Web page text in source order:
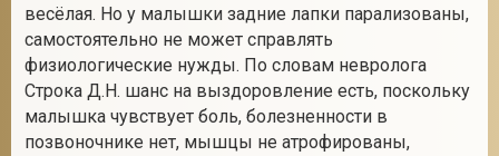
весёлая. Но у малышки задние лапки парализованы,
самостоятельно не может справлять
физиологические нужды. По словам невролога
Строка Д.Н. шанс на выздоровление есть, поскольку
малышка чувствует боль, болезненности в
позвоночнике нет, мышцы не атрофированы,